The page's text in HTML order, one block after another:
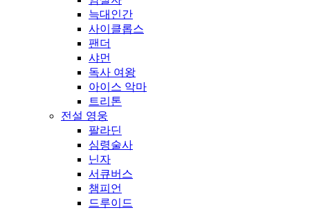
늑대인간
사이클롭스
팬더
샤먼
독사 여왕
아이스 악마
트리톤
전설 영웅
팔라딘
심령술사
닌자
서큐버스
챔피언
드루이드